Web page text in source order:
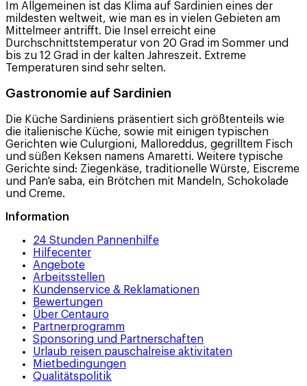
Im Allgemeinen ist das Klima auf Sardinien eines der
mildesten weltweit, wie man es in vielen Gebieten am
Mittelmeer antrifft. Die Insel erreicht eine
Durchschnittstemperatur von 20 Grad im Sommer und
bis zu 12 Grad in der kalten Jahreszeit. Extreme
Temperaturen sind sehr selten.
Gastronomie auf Sardinien
Die Küche Sardiniens präsentiert sich größtenteils wie
die italienische Küche, sowie mit einigen typischen
Gerichten wie Culurgioni, Malloreddus, gegrilltem Fisch
und süßen Keksen namens Amaretti. Weitere typische
Gerichte sind: Ziegenkäse, traditionelle Würste, Eiscreme
und Pan'e saba, ein Brötchen mit Mandeln, Schokolade
und Creme.
Information
24 Stunden Pannenhilfe
Hilfecenter
Angebote
Arbeitsstellen
Kundenservice & Reklamationen
Bewertungen
Über Centauro
Partnerprogramm
Sponsoring und Partnerschaften
Urlaub reisen pauschalreise aktivitaten
Mietbedingungen
Qualitätspolitik